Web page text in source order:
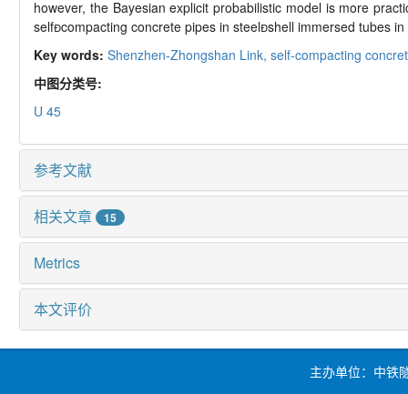
however, the Bayesian explicit probabilistic model is more
selfcompacting concrete pipes in steelshell immersed tubes
Key words: Shenzhen-Zhongshan Link, self-compacting
中图分类号:
U 45
参考文献
相关文章 15
Metrics
本文评价
主办单位：中铁